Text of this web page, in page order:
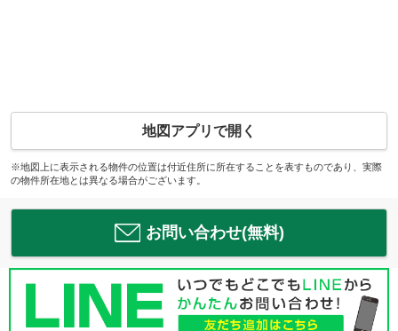
地図アプリで開く
※地図上に表示される物件の位置は付近住所に所在することを表すものであり、実際
の物件所在地とは異なる場合がございます。
お問い合わせ(無料)